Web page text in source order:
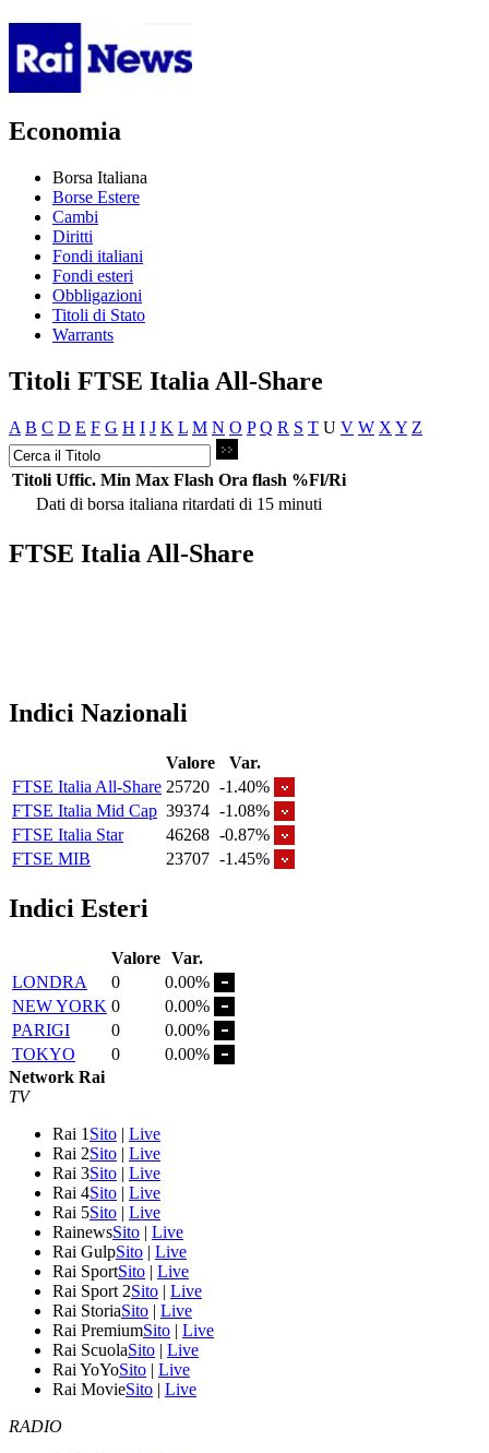
Economia
Borsa Italiana
Borse Estere
Cambi
Diritti
Fondi italiani
Fondi esteri
Obbligazioni
Titoli di Stato
Warrants
Titoli FTSE Italia All-Share
A B C D E F G H I J K L M N O P Q R S T U V W X Y Z
Titoli Uffic. Min Max Flash Ora flash %Fl/Ri
Dati di borsa italiana ritardati di 15 minuti
FTSE Italia All-Share
Indici Nazionali
Valore
Var.
FTSE Italia All-Share 25720 -1.40%
FTSE Italia Mid Cap 39374 -1.08%
FTSE Italia Star
46268 -0.87%
FTSE MIB
23707 -1.45%
Indici Esteri
Valore Var.
LONDRA
0
0.00%
NEW YORK 0
0.00%
PARIGI
0
0.00%
TOKYO
0
0.00%
Network Rai
TV
Rai 1 Sito | Live
Rai 2Sito | Live
Rai 3Sito | Live
Rai 4Sito | Live
Rai 5Sito | Live
RainewsSito | Live
Rai GulpSito | Live
Rai SportSito | Live
Rai Sport 2Sito | Live
Rai StoriaSito | Live
Rai PremiumSito | Live
Rai ScuolaSito | Live
Rai YoYoSito | Live
Rai MovieSito | Live
RADIO